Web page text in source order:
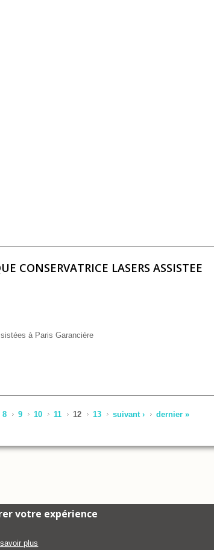
CONSERVATRICE LASERS ASSISTEE
à Paris Garancière
8 9 10 11 12 13 suivant › dernier »
votre expérience
plus